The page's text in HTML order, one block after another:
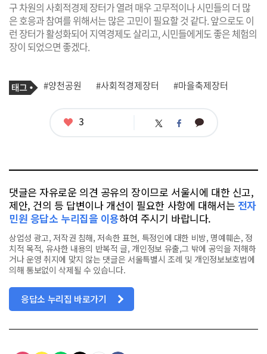
구 차원의 사회적경제 장터가 열려 매우 고무적이나 시민들의 더 많
은 호응과 참여를 위해서는 많은 고민이 필요할 것 같다. 앞으로도 이
런 장터가 활성화되어 지역경제도 살리고, 시민들에게도 좋은 체험의
장이 되었으면 좋겠다.
기
사
태
그
#양천공원 #사회적경제장터 #마을축제장터
좋
3 트 페 카
댓글은 자유로운 의견 공유의 장이므로 서울시에 대한 신고,
제안, 건의 등 답변이나 개선이 필요한 사항에 대해서는 전자
민원 응답소 누리집을 이용하여 주시기 바랍니다.
상업성 광고, 저작권 침해, 저속한 표현, 특정인에 대한 비방, 명예훼손, 정
치적 목적, 유사한 내용의 반복적 글, 개인정보 유출,그 밖에 공익을 저해하
거나 운영 취지에 맞지 않는 댓글은 서울특별시 조례 및 개인정보보호법에
의해 통보없이 삭제될 수 있습니다.
응답소 누리집 바로가기